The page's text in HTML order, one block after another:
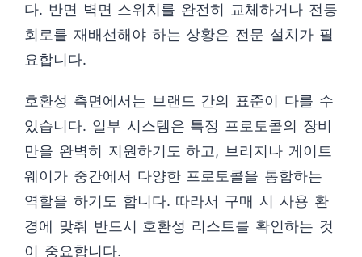
다. 반면 벽면 스위치를 완전히 교체하거나 전등
회로를 재배선해야 하는 상황은 전문 설치가 필
요합니다.
호환성 측면에서는 브랜드 간의 표준이 다를 수
있습니다. 일부 시스템은 특정 프로토콜의 장비
만을 완벽히 지원하기도 하고, 브리지나 게이트
웨이가 중간에서 다양한 프로토콜을 통합하는
역할을 하기도 합니다. 따라서 구매 시 사용 환
경에 맞춰 반드시 호환성 리스트를 확인하는 것
이 중요합니다.